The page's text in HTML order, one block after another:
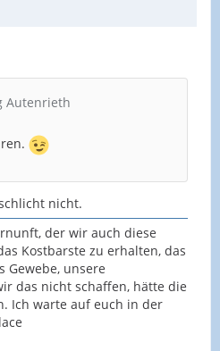
Autenrieth
nicht.
der wir auch diese
Kostbarste zu erhalten, das
Gewebe, unsere
das nicht schaffen, hätte die
Ich warte auf euch in der